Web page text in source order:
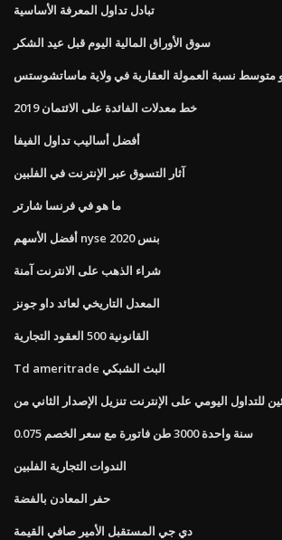
تبادل تداول المعرفة الأساسية
سوق الأوراق المالية اليوم قبل عيد الشكر
متوسط ​​نسبة العمولة العقارية في ولاية ماساتشوستس
خط معدلات الفائدة على الائتمان 2019
أفضل أساليب تداول الفيفا
آثار التسوق عبر الإنترنت في الفلبين
ما هو في فرنسا شارتر
أفضل الأسهم nyse بنس 2020
شراء الذهب على الانترنت آمنة
المعدل التاريخي لعائد داو جونز
القانونية 500 العقود التجارية
Td ameritrade البث الشبكي
سنة واحدة 3000 طن فاتورة مع سعر الخصم 0.075
الندوات التجارية الفلبين
حفر المعادن بالفضة
دي جي المستقبل الأمير صافي القيمة